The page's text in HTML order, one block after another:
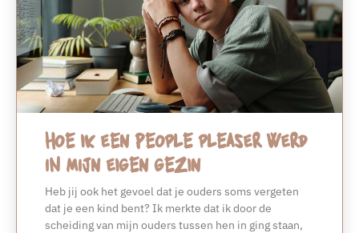
Hoe ik een people pleaser werd
in mijn eigen gezin
Heb jij ook het gevoel dat je ouders soms vergeten
dat je een kind bent? Ik merkte dat ik door de
scheiding van mijn ouders tussen hen in ging staan,